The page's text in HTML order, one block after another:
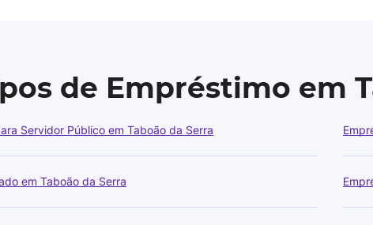
de Empréstimo em
Servidor Público em Taboão da Serra
em Taboão da Serra